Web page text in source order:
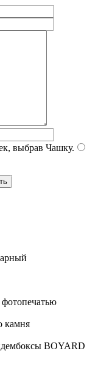
выбрав Чашку.
камня
BOYARD